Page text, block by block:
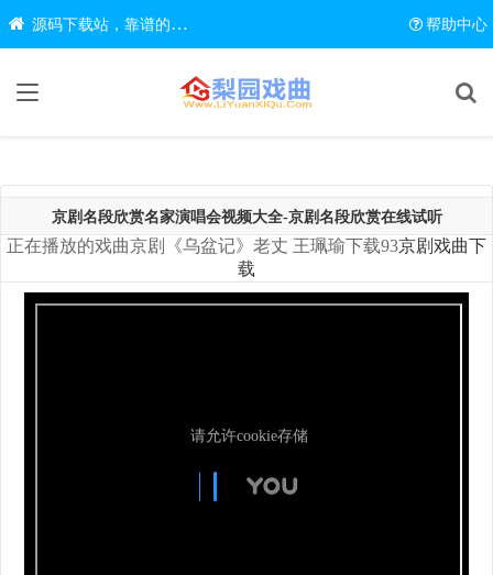
源码下载站，靠谱的源码在线下载网站 帮助中心
京剧名段欣赏名家演唱会视频大全-京剧名段欣赏在线试听
正在播放的戏曲京剧《乌盆记》老丈 王珮瑜下载93京剧戏曲下
载